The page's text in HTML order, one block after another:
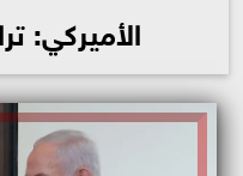
الأميركي: